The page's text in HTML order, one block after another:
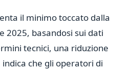
il minimo toccato dalla
2025, basandosi sui dati
tecnici, una riduzione
che gli operatori di